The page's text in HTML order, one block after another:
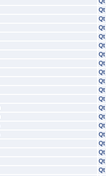
Qt
Qt
Qt
Qt
Qt
Qt
Qt
Qt
Qt
Qt
Qt
Qt
Qt
Qt
Qt
Qt
Qt
Qt
Qt